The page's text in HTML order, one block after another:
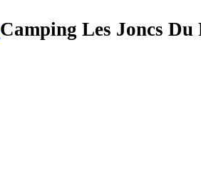
Camping Les Joncs